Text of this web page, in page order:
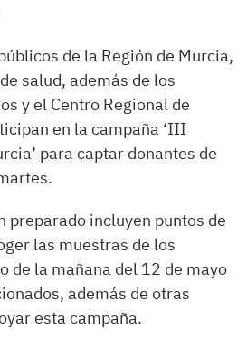
de la Región de Murcia,
salud, además de los
y el Centro Regional de
en la campaña ‘III
para captar donantes de
preparado incluyen puntos de
las muestras de los
de la mañana del 12 de mayo
además de otras
esta campaña.